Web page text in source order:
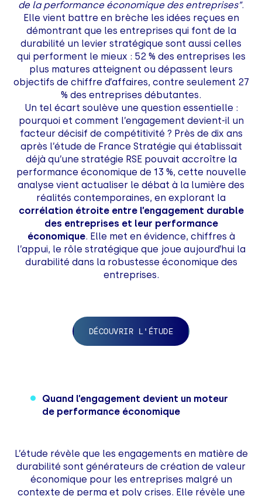
de la performance économique des entreprises”.
Elle vient battre en brèche les idées reçues en
démontrant que les entreprises qui font de la
durabilité un levier stratégique sont aussi celles
qui performent le mieux : 52 % des entreprises les
plus matures atteignent ou dépassent leurs
objectifs de chiffre d’affaires, contre seulement 27
% des entreprises débutantes.
Un tel écart soulève une question essentielle :
pourquoi et comment l’engagement devient-il un
facteur décisif de compétitivité ? Près de dix ans
après l’étude de France Stratégie qui établissait
déjà qu’une stratégie RSE pouvait accroître la
performance économique de 13 %, cette nouvelle
analyse vient actualiser le débat à la lumière des
réalités contemporaines, en explorant la
corrélation étroite entre l’engagement durable
des entreprises et leur performance
économique. Elle met en évidence, chiffres à
l’appui, le rôle stratégique que joue aujourd’hui la
durabilité dans la robustesse économique des
entreprises.
DÉCOUVRIR L'ÉTUDE
Quand l’engagement devient un moteur
de performance économique
L’étude révèle que les engagements en matière de
durabilité sont générateurs de création de valeur
économique pour les entreprises malgré un
contexte de perma et poly crises. Elle révèle une